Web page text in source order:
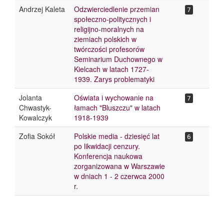
Andrzej Kaleta
Odzwierciedlenie przemian
społeczno-politycznych i
religijno-moralnych na
ziemiach polskich w
twórczości profesorów
Seminarium Duchownego w
Kielcach w latach 1727-
1939. Zarys problematyki
7
Jolanta
Chwastyk-
Kowalczyk
Oświata i wychowanie na
łamach "Bluszczu" w latach
1918-1939
7
Zofia Sokół
Polskie media - dziesięć lat
po likwidacji cenzury.
Konferencja naukowa
zorganizowana w Warszawie
w dniach 1 - 2 czerwca 2000
r.
6